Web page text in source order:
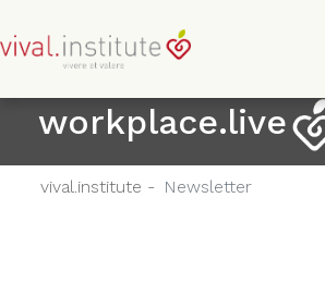
principale
workplace.live
vival.institute - Newsletter